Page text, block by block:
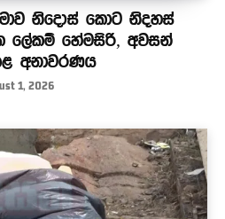
නිදොස් කොට නිදහස්
හේමසිරි, අවසන්
අනාවරණය
1, 2026